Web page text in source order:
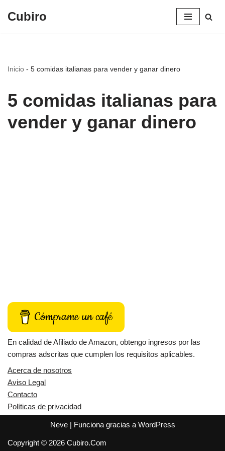
Cubiro
Inicio - 5 comidas italianas para vender y ganar dinero
5 comidas italianas para
vender y ganar dinero
Cómprame un café
En calidad de Afiliado de Amazon, obtengo ingresos por las
compras adscritas que cumplen los requisitos aplicables.
Acerca de nosotros
Aviso Legal
Contacto
Políticas de privacidad
Neve| Funciona gracias a WordPress
Copyright © 2026 Cubiro.Com